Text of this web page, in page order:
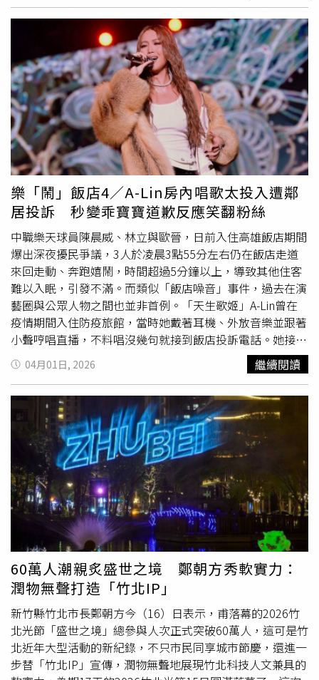
化場館設計，代表作包括羅浮宮金字塔、盧森堡愛樂音樂
廳、高雄衛武營國家藝術文化中心（晚年最滿意之作）。透
過走訪經典建築與工地現場，揭示聲學如何融合物理、音樂
與建築，讓空間成為承載情感的容器，呈現他對聲音美學與
空間和諧的極致追求。電影《讓建築歌唱：徐亞英的交響人
生》專輯版本由林弘韜重新混音。（圖／環球音樂提供）在
徐亞英大師生前極其重要的作品之一，衛武營音樂廳錄製的
紀錄片《讓建築歌唱：徐亞英的交響人生》原創音樂，錄音
條件近乎奢華，亦是一場直擊內心的聲音體驗：近兩千個座
位的音樂廳中，錄製從掌心大小的丁夏鈴到亞洲最大管風琴
的音色。專輯以僅三個音構成的極簡主題，透過內斂音樂語
彙建構完整聲響空間。原聲帶匯集臺灣多位重要樂手，包括
與徐亞英共同建構衛武營管風琴的劉信宏、高雄市交響樂團
定音鼓首席陳又誠、單簧管首席莊維霖、台江管樂團團長許
永慶，以及鋼琴家與作曲家林弘韜，與電影中全球頂尖樂手
的演出交織成完整樂音。專輯亦收錄法國大提琴家Cyrille
Tricoire於徐亞英設計的白遼士歌劇院的錄音。電影聲音於
布拉格與混音師Vojtěch Zavadil共同完成臺灣少見的7.1高
規格製作。專輯版本由林弘韜重新混音，並與南藝大教授、
錄音師金皓哲合作完成母帶後製，呈現徐亞英心中理想的殘
響與音色，完整保留衛武營錄製時的原音。裝幀由設計師田
修銓操刀，以文字作為聲波載體，透過字級、濃淡與排列變
化，模擬聲音在建築空間中的擴散與回盪。整張專輯情緒細
膩內斂，如公路之旅般陪伴徐亞英人生的最後一段里程。從
簡單的鋼琴音符到氣勢萬千的管風琴，與建築空間交織，帶
來非凡音樂體驗。
樂「鬧」飯店4／A-Lin房內唱歌太投入遭鄰
居投訴 秒變乖寶寶道歉反應笑翻粉絲
中職樂天球員陳晨威、林立與歐晉，日前入住高雄飯店期間
爆出深夜擾民爭議，3人於凌晨3點55分左右仍在飯店走道
來回走動、奔跑嬉鬧，時間超過5分鐘以上，導致其他住客
難以入眠，引發不滿。而類似「飯店噪音」事件，過去在演
藝圈與公眾人物之間也並非首例。「天生歌姬」A-Lin曾在
疫情期間入住防疫旅館，當時她戴著耳機、外放音樂並跟著
小聲哼唱直播，不料唱沒幾句就接到飯店投訴電話。她接起
電話「喂」了一聲，隨後便表示抱歉：「蛤！哦不好意思，
好好、不好意思，謝謝！」掛斷後對著鏡頭比出噓的手勢以
後，自己忍不住噴笑說：「太大聲、被投訴，我的老天啊，
真是不好意思、唉呦威呀！」粉絲也被A-Lin的反應逗笑，
「天生歌姬」也是「天生諧星」。王力宏曾被投訴會在每晚
11點後練琴，打擾到其他房客。（圖／西東音樂提供）
2021年王力宏疫情期間從中國返台，入住現在已經收攤的
汪小菲「S Hotel」進行隔離，不料卻被爆料，每晚11點
後，房內都會傳出小提琴和電子琴的聲音，打擾到其他房
客。不過S Hotel公關則對此回應表示，王力宏隔離期間並
未在房內拉小提琴或彈電子琴，而且住他隔壁房的房客早就
退房，爆料屬於不實傳聞。前主播蔡郁璇深夜打麻將「故意
擾鄰」判賠20萬。（圖／報系資料照）前主播蔡郁璇與高國
華離婚後住在台北市信義區某華廈7樓，2024年被住戶抗議
她三更半夜常常在打麻將、大聲喧嘩、播放音樂，甚至搬動
桌椅，轄區警方接獲投訴後到場確認，確認噪音屬實，因此
依法裁罰2,000元。然而，蔡郁璇並未因此收斂，甚至在庭
上辯稱是因屋齡老舊導致。台北地院最終判決禁止在夜間製
造超標音量，且須需連帶賠償鄰居一家20萬元。關於陳晨
04月01日, 2026 繼續閱讀
60萬人潮親炙盛世之境 鄭朝方秀軟實力：
潤物無聲打造「竹北IP」
新竹縣竹北市長鄭朝方今（16）日表示，甫落幕的2026竹
北光節「盛世之境」總參與人次正式突破60萬人，這可是竹
北近年大型活動的新紀錄，不只市民同享城市節慶，還進一
步替「竹北IP」宣傳，潤物無聲地展現竹北科技人文兼具的